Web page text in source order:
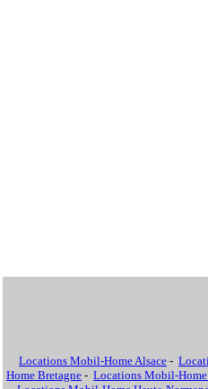
Locations Mobil-Home Alsace -
Home Bretagne - Locations Mobil-Home